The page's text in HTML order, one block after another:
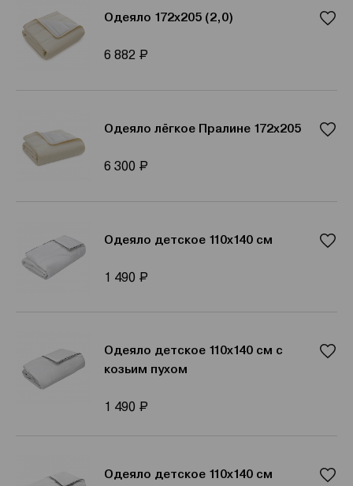
Одеяло 172x205 (2,0)
6 882 Р
Одеяло лёгкое Пралине 172x205
6 300 Р
Одеяло детское 110x140 см
1 490 Р
Одеяло детское 110x140 см с
козьим пухом
1 490 Р
Одеяло детское 110x140 см